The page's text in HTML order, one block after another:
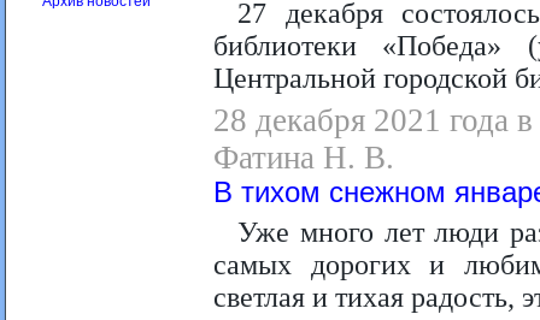
27 декабря
библиотеки
Центральной городской
28 декабря 2021 года
Фатина Н. В.
В тихом снежном
Уже много лет люди
самых дорогих и
светлая и тихая радость,